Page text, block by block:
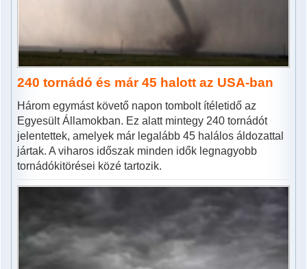
240 tornádó és már 45 halott az USA-ban
Három egymást követő napon tombolt ítéletidő az
Egyesült Államokban. Ez alatt mintegy 240 tornádót
jelentettek, amelyek már legalább 45 halálos áldozattal
jártak. A viharos időszak minden idők legnagyobb
tornádókitörései közé tartozik.